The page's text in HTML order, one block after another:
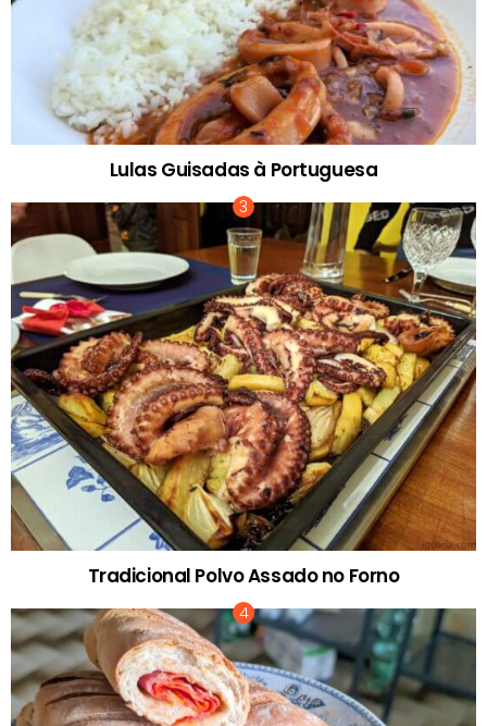
Lulas Guisadas à Portuguesa
Tradicional Polvo Assado no Forno